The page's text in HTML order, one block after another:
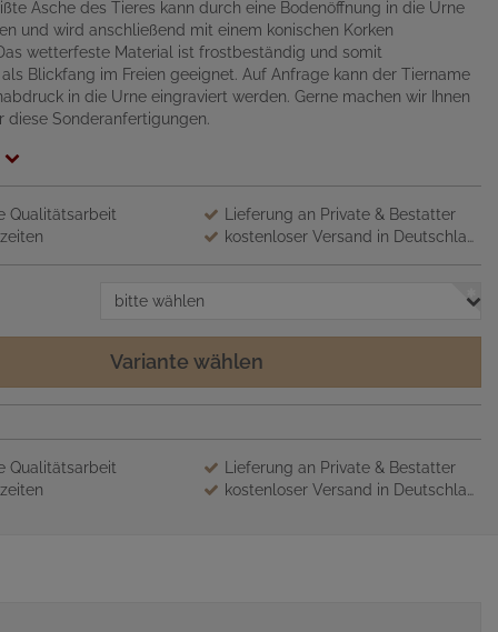
Asche des Tieres kann durch eine Bodenöffnung in die Urne
und wird anschließend mit einem konischen Korken
wetterfeste Material ist frostbeständig und somit
Blickfang im Freien geeignet. Auf Anfrage kann der Tiername
in die Urne eingraviert werden. Gerne machen wir Ihnen
diese Sonderanfertigungen.
Qualitätsarbeit
Lieferung an Private & Bestatter
kostenloser Versand in Deutschland
bitte wählen
Variante wählen
Qualitätsarbeit
Lieferung an Private & Bestatter
kostenloser Versand in Deutschland